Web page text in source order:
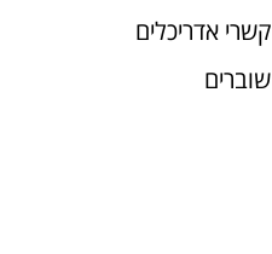
קשרי אדריכלים
שוברים